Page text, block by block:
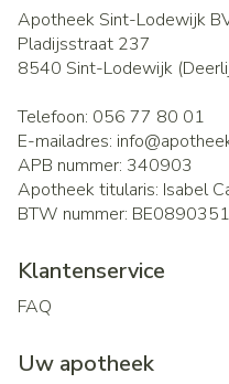
Apotheek Sint-Lodewijk
Pladijsstraat 237
8540 Sint-Lodewijk
Telefoon: 056 77 80 01
E-mailadres: info@
APB nummer: 340903
Apotheek titularis: Isabel
BTW nummer:
Klantenservice
FAQ
Uw apotheek